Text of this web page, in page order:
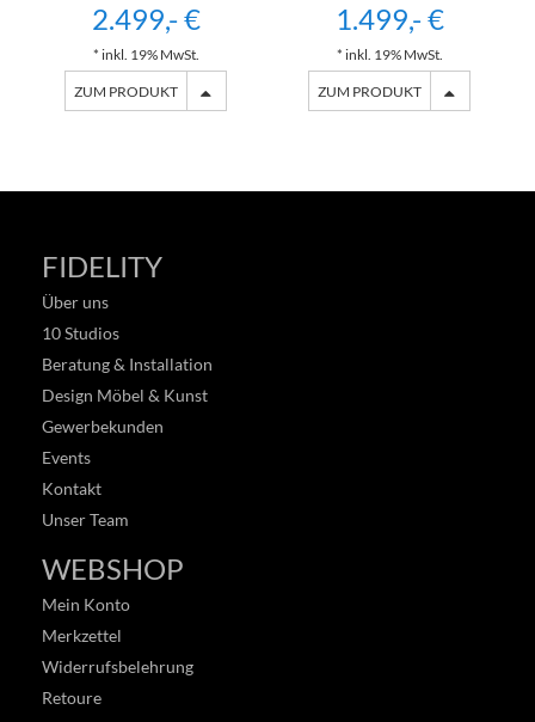
2.499,- €
* inkl. 19% MwSt.
ZUM PRODUKT
1.499,- €
* inkl. 19% MwSt.
ZUM PRODUKT
FIDELITY
Über uns
10 Studios
Beratung & Installation
Design Möbel & Kunst
Gewerbekunden
Events
Kontakt
Unser Team
WEBSHOP
Mein Konto
Merkzettel
Widerrufsbelehrung
Retoure